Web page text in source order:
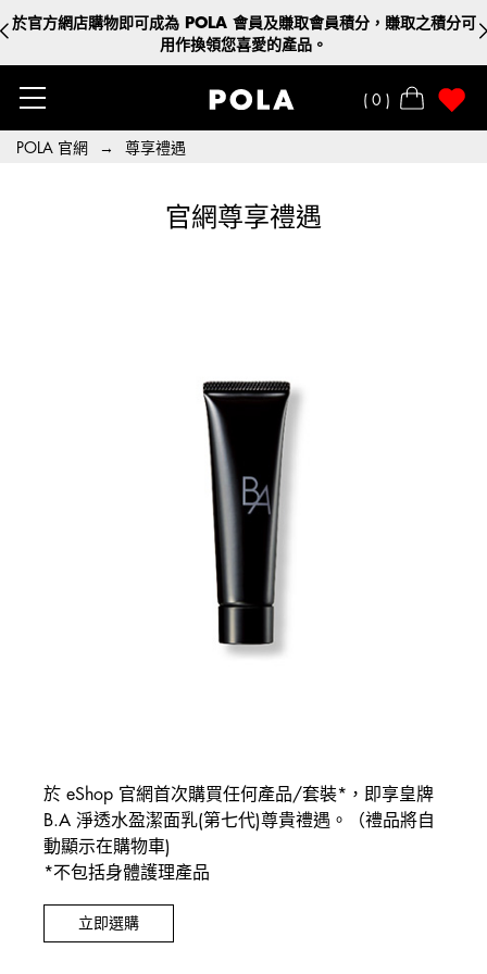
0
於官方網店購物即可成為 POLA 會員及賺取會員積分，賺取之積分可
用作換領您喜愛的產品。
POLA 官網 → 尊享禮遇
官網尊享禮遇
於 eShop 官網首次購買任何產品/套裝*，即享皇牌
B.A 淨透水盈潔面乳(第七代)尊貴禮遇。（禮品將自
動顯示在購物車)
*不包括身體護理產品
立即選購